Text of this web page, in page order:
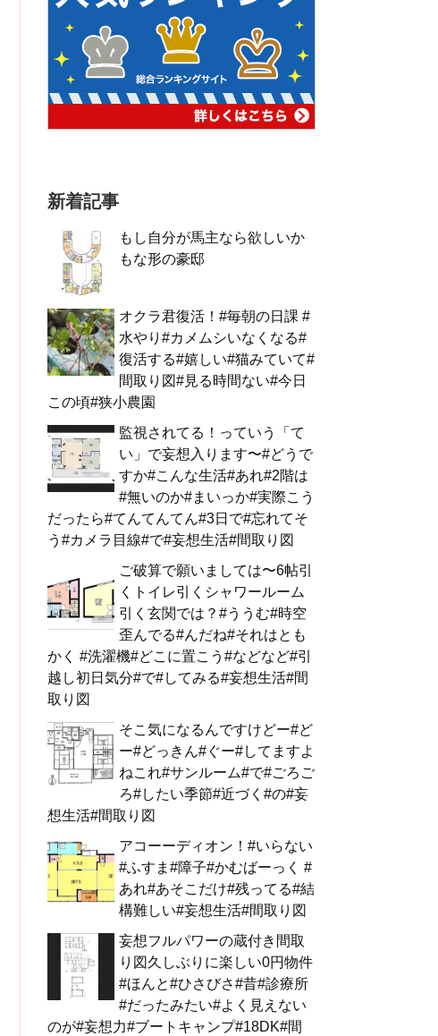
新着記事
もし自分が馬主なら欲しいか
もな形の豪邸
オクラ君復活！#毎朝の日課 #
水やり#カメムシいなくなる#
復活する#嬉しい#猫みていて#
間取り図#見る時間ない#今日
この頃#狭小農園
監視されてる！っていう「て
い」で妄想入ります〜#どうで
すか#こんな生活#あれ#2階は
#無いのか#まいっか#実際こう
だったら#てんてんてん#3日で#忘れてそ
う#カメラ目線#で#妄想生活#間取り図
ご破算で願いましては〜6帖引
くトイレ引くシャワールーム
引く玄関では？#ううむ#時空
歪んでる#んだね#それはとも
かく #洗濯機#どこに置こう#などなど#引
越し初日気分#で#してみる#妄想生活#間
取り図
そこ気になるんですけどー#ど
ー#どっきん#ぐー#してますよ
ねこれ#サンルーム#で#ごろご
ろ#したい季節#近づく#の#妄
想生活#間取り図
アコーーディオン！#いらない
#ふすま#障子#かむばーっく #
あれ#あそこだけ#残ってる#結
構難しい#妄想生活#間取り図
妄想フルパワーの蔵付き間取
り図久しぶりに楽しい0円物件
#ほんと#ひさびさ#昔#診療所
#だったみたい#よく見えない
のが#妄想力#ブートキャンプ#18DK#間